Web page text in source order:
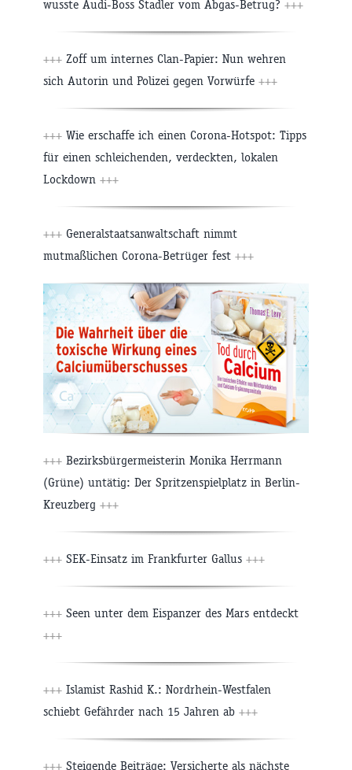
wusste Audi-Boss Stadler vom Abgas-Betrug? +++
+++ Zoff um internes Clan-Papier: Nun wehren
sich Autorin und Polizei gegen Vorwürfe +++
+++ Wie erschaffe ich einen Corona-Hotspot: Tipps
für einen schleichenden, verdeckten, lokalen
Lockdown +++
+++ Generalstaatsanwaltschaft nimmt
mutmaßlichen Corona-Betrüger fest +++
+++ Bezirksbürgermeisterin Monika Herrmann
(Grüne) untätig: Der Spritzenspielplatz in Berlin-
Kreuzberg +++
+++ SEK-Einsatz im Frankfurter Gallus +++
+++ Seen unter dem Eispanzer des Mars entdeckt
+++
+++ Islamist Rashid K.: Nordrhein-Westfalen
schiebt Gefährder nach 15 Jahren ab +++
+++ Steigende Beiträge: Versicherte als nächste